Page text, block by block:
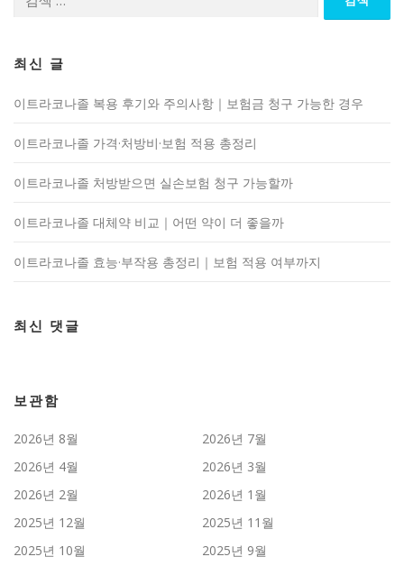
최신 글
이트라코나졸 복용 후기와 주의사항｜보험금 청구 가능한 경우
이트라코나졸 가격·처방비·보험 적용 총정리
이트라코나졸 처방받으면 실손보험 청구 가능할까
이트라코나졸 대체약 비교｜어떤 약이 더 좋을까
이트라코나졸 효능·부작용 총정리｜보험 적용 여부까지
최신 댓글
보관함
2026년 8월
2026년 7월
2026년 4월
2026년 3월
2026년 2월
2026년 1월
2025년 12월
2025년 11월
2025년 10월
2025년 9월